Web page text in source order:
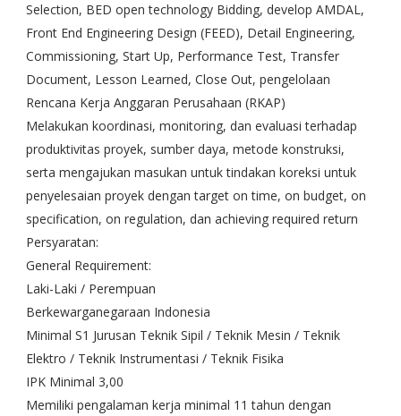
Selection, BED open technology Bidding, develop AMDAL,
Front End Engineering Design (FEED), Detail Engineering,
Commissioning, Start Up, Performance Test, Transfer
Document, Lesson Learned, Close Out, pengelolaan
Rencana Kerja Anggaran Perusahaan (RKAP)
Melakukan koordinasi, monitoring, dan evaluasi terhadap
produktivitas proyek, sumber daya, metode konstruksi,
serta mengajukan masukan untuk tindakan koreksi untuk
penyelesaian proyek dengan target on time, on budget, on
specification, on regulation, dan achieving required return
Persyaratan:
General Requirement:
Laki-Laki / Perempuan
Berkewarganegaraan Indonesia
Minimal S1 Jurusan Teknik Sipil / Teknik Mesin / Teknik
Elektro / Teknik Instrumentasi / Teknik Fisika
IPK Minimal 3,00
Memiliki pengalaman kerja minimal 11 tahun dengan